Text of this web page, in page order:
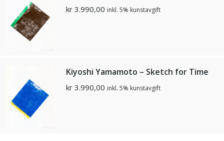
kr 3.990,00 inkl. 5% kunstavgift
Kiyoshi Yamamoto – Sketch for Time
kr 3.990,00 inkl. 5% kunstavgift